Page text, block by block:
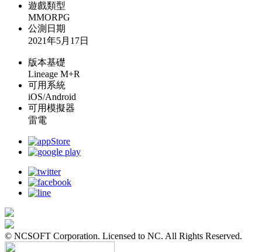
遊戲類型
MMORPG
公測日期
2021年5月17日
版本基礎
Lineage M+R
可用系統
iOS/Android
可用模擬器
雷電
© NCSOFT Corporation. Licensed to NC. All Rights Reserved.